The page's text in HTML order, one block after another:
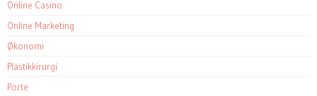
Online Casino
Online Marketing
Økonomi
Plastikkirurgi
Porte